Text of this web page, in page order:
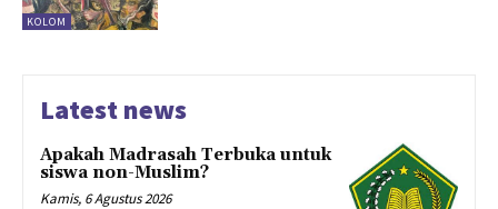
KOLOM
Latest news
Apakah Madrasah Terbuka untuk
siswa non-Muslim?
Kamis, 6 Agustus 2026